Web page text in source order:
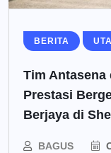
BERITA
Tim Antasena
Prestasi
Berjaya di
BAGUS